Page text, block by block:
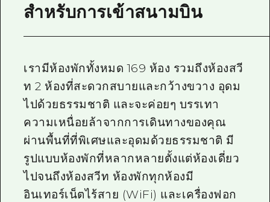
สำหรับการเข้าสนามบิน
เรามีห้องพักทั้งหมด 169 ห้อง รวมถึงห้องสวี
ท 2 ห้องที่สะดวกสบายและกว้างขวาง อุดม
ไปด้วยธรรมชาติ และจะค่อยๆ บรรเทา
ความเหนื่อยล้าจากการเดินทางของคุณ
ผ่านพื้นที่ที่พิเศษและอุดมด้วยธรรมชาติ มี
รูปแบบห้องพักที่หลากหลายตั้งแต่ห้องเดี่ยว
ไปจนถึงห้องสวีท ห้องพักทุกห้องมี
อินเทอร์เน็ตไร้สาย (WiFi) และเครื่องฟอก